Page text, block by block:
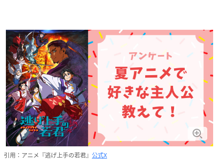
引用：アニメ『逃げ上手の若君』 公式X